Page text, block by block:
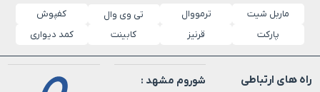
ماربل شیت ترمووال تی وی وال
کفپوش
پارکت
قرنیز کابینت کمد دیواری
راه های ارتباطی
شوروم مشهد :